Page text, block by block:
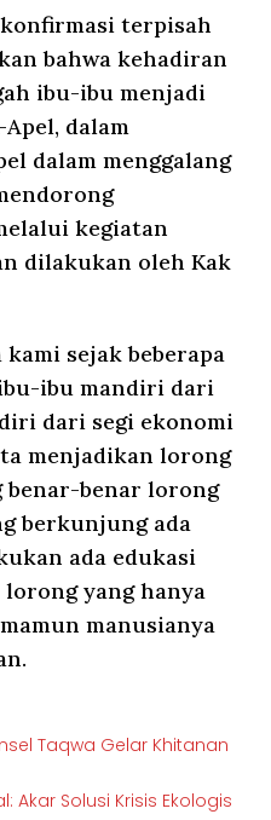
terpisah
bahwa kehadiran
ibu-ibu menjadi
dalam
dalam menggalang
kegiatan
dilakukan oleh Kak
sejak beberapa
ibu mandiri dari
dari segi ekonomi
menjadikan lorong
benar lorong
berkunjung ada
ada edukasi
yang hanya
manusianya
Taqwa Gelar Khitanan
Akar Solusi Krisis Ekologis